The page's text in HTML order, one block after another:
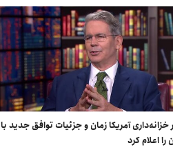
خزانه‌داری آمریکا زمان و جزئیات توافق جدید با
را اعلام کرد